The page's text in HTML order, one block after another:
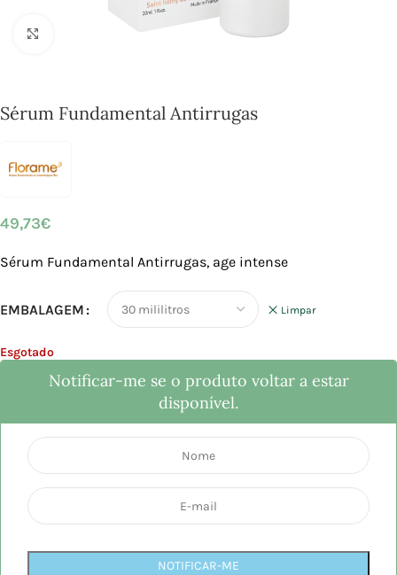
Sérum Fundamental Antirrugas
49,73€
Sérum Fundamental Antirrugas, age intense
EMBALAGEM Limpar
Esgotado
Notificar-me se o produto voltar a estar
disponível.
NOTIFICAR-ME